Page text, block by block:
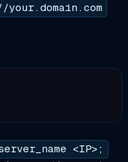
your.domain.com
<IP>;